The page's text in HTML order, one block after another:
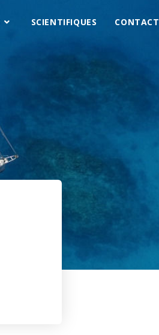
SCIENTIFIQUES CONTACT